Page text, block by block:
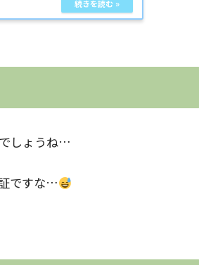
しょうね…
ですな…